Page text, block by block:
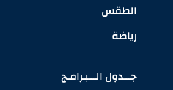
الطقس
رياضة
جـــدول الـــبـرامـج